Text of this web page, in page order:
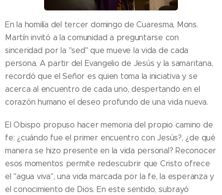
En la homilía del tercer domingo de Cuaresma, Mons.
Martín invitó a la comunidad a preguntarse con
sinceridad por la "sed" que mueve la vida de cada
persona. A partir del Evangelio de Jesús y la samaritana,
recordó que el Señor es quien toma la iniciativa y se
acerca al encuentro de cada uno, despertando en el
corazón humano el deseo profundo de una vida nueva.
El Obispo propuso hacer memoria del propio camino de
fe: ¿cuándo fue el primer encuentro con Jesús?, ¿de qué
manera se hizo presente en la vida personal? Reconocer
esos momentos permite redescubrir que Cristo ofrece
el "agua viva", una vida marcada por la fe, la esperanza y
el conocimiento de Dios. En este sentido, subrayó